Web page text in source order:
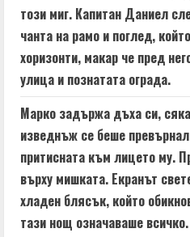
n
g
този миг. Капитан Даниел
чанта на рамо и поглед,
хоризонти, макар че пред
улица и познатата ограда.
Марко задържа дъха си,
изведнъж се беше
притисната към лицето му.
върху мишката. Екранът
хладен блясък, който
тази нощ означаваше всичко.